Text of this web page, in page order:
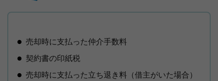
売却時に支払った仲介手数料
契約書の印紙税
売却時に支払った立ち退き料（借主がいた場合）